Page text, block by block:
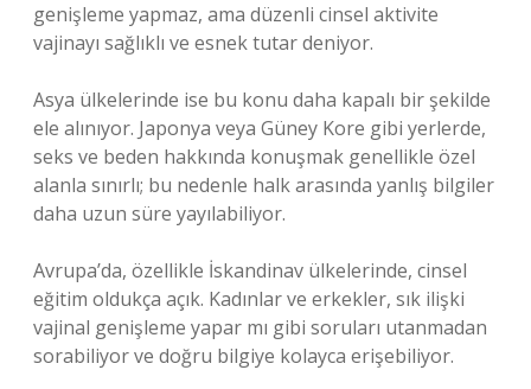
genişleme yapmaz, ama düzenli cinsel aktivite
vajinayı sağlıklı ve esnek tutar deniyor.
Asya ülkelerinde ise bu konu daha kapalı bir şekilde
ele alınıyor. Japonya veya Güney Kore gibi yerlerde,
seks ve beden hakkında konuşmak genellikle özel
alanla sınırlı; bu nedenle halk arasında yanlış bilgiler
daha uzun süre yayılabiliyor.
Avrupa’da, özellikle İskandinav ülkelerinde, cinsel
eğitim oldukça açık. Kadınlar ve erkekler, sık ilişki
vajinal genişleme yapar mı gibi soruları utanmadan
sorabiliyor ve doğru bilgiye kolayca erişebiliyor.